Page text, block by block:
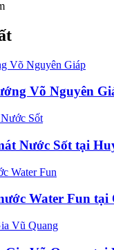
Võ Nguyên
Nước Sốt tại
Water Fun